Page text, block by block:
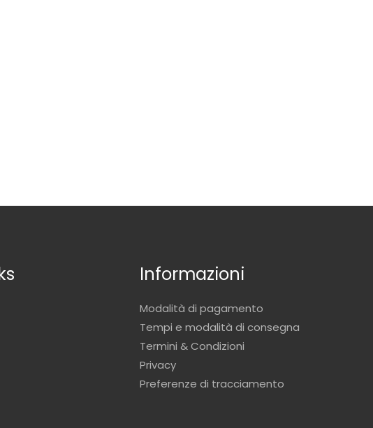
Informazioni
Modalità di pagamento
Tempi e modalità di consegna
Termini & Condizioni
Privacy
Preferenze di tracciamento